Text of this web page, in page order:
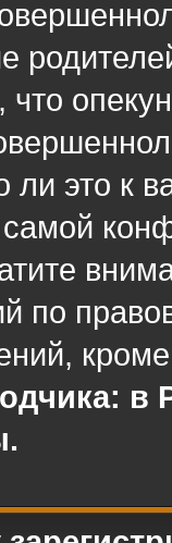
что
это к
по
в